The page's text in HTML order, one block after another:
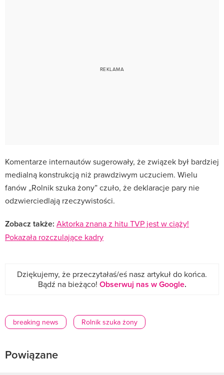
Komentarze internautów sugerowały, że związek był bardziej
medialną konstrukcją niż prawdziwym uczuciem. Wielu
fanów „Rolnik szuka żony” czuło, że deklaracje pary nie
odzwierciedlają rzeczywistości.
Zobacz także: Aktorka znana z hitu TVP jest w ciąży!
Pokazała rozczulające kadry
Dziękujemy, że przeczytałaś/eś nasz artykuł do końca.
Bądź na bieżąco! Obserwuj nas w Google.
breaking news Rolnik szuka żony
Powiązane